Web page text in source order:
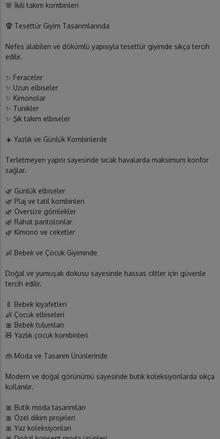
🌸 İkili takım kombinleri
🧕 Tesettür Giyim Tasarımlarında
Nefes alabilen ve dökümlü yapısıyla tesettür giyimde sıkça tercih
edilir.
✨ Feraceler
✨ Uzun elbiseler
✨ Kimonolar
✨ Tunikler
✨ Şık takım elbiseler
☀️ Yazlık ve Günlük Kombinlerde
Terletmeyen yapısı sayesinde sıcak havalarda maksimum konfor
sağlar.
🌿 Günlük elbiseler
🌿 Plaj ve tatil kombinleri
🌿 Oversize gömlekler
🌿 Rahat pantolonlar
🌿 Kimono ve ceketler
👶 Bebek ve Çocuk Giyiminde
Doğal ve yumuşak dokusu sayesinde hassas ciltler için güvenle
tercih edilir.
🍼 Bebek kıyafetleri
👶 Çocuk elbiseleri
🎀 Bebek tulumları
🧸 Yazlık çocuk kombinleri
👜 Moda ve Tasarım Ürünlerinde
Modern ve doğal görünümü sayesinde butik koleksiyonlarda sıkça
kullanılır.
🎀 Butik moda tasarımları
🎀 Özel dikim projeleri
🎀 Yaz koleksiyonları